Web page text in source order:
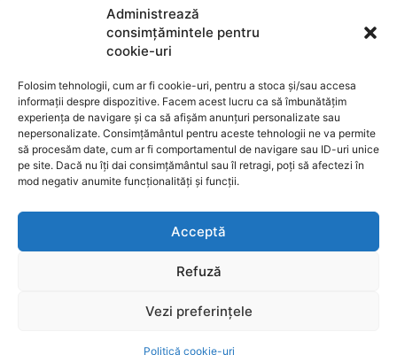
Administrează
consimțămintele pentru
cookie-uri
Folosim tehnologii, cum ar fi cookie-uri, pentru a stoca și/sau accesa
informații despre dispozitive. Facem acest lucru ca să îmbunătățim
experiența de navigare și ca să afișăm anunțuri personalizate sau
nepersonalizate. Consimțământul pentru aceste tehnologii ne va permite
să procesăm date, cum ar fi comportamentul de navigare sau ID-uri unice
pe site. Dacă nu îți dai consimțământul sau îl retragi, poți să afectezi în
mod negativ anumite funcționalități și funcții.
Acceptă
Refuză
Vezi preferințele
Politică cookie-uri
de 70 km/h la Brașov, testat pozitiv pentru
substanțe interzise
SUBSCRIBE
I WANT IN
Privacy Policy
gads.ro